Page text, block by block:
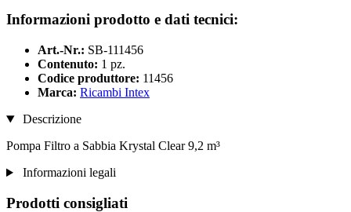
Informazioni prodotto e dati tecnici:
Art.-Nr.: SB-111456
Contenuto: 1 pz.
Codice produttore: 11456
Marca: Ricambi Intex
Descrizione
Pompa Filtro a Sabbia Krystal Clear 9,2 m³
Informazioni legali
Prodotti consigliati